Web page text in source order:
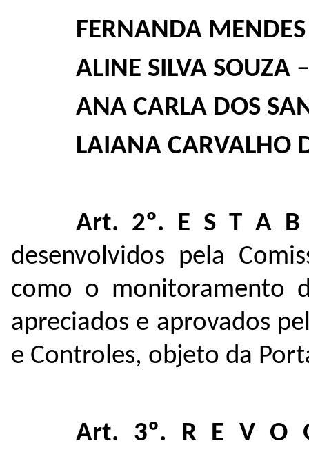
FERNANDA
ALINE SILVA SOUZA
ANA CARLA DOS
LAIANA CARVALHO
Art. 2º. E S T A
desenvolvidos pela
como o monitoramento
apreciados e aprovados
e Controles, objeto da
Art. 3º.
R E V O